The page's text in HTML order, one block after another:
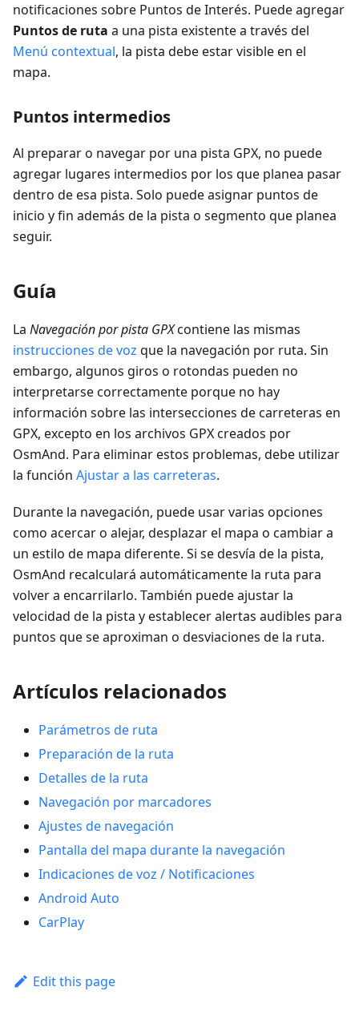
notificaciones sobre Puntos de Interés. Puede agregar
Puntos de ruta a una pista existente a través del
Menú contextual, la pista debe estar visible en el
mapa.
Puntos intermedios
Al preparar o navegar por una pista GPX, no puede
agregar lugares intermedios por los que planea pasar
dentro de esa pista. Solo puede asignar puntos de
inicio y fin además de la pista o segmento que planea
seguir.
Guía
La Navegación por pista GPXcontiene las mismas
instrucciones de voz que la navegación por ruta. Sin
embargo, algunos giros o rotondas pueden no
interpretarse correctamente porque no hay
información sobre las intersecciones de carreteras en
GPX, excepto en los archivos GPX creados por
OsmAnd. Para eliminar estos problemas, debe utilizar
la función Ajustar a las carreteras.
Durante la navegación, puede usar varias opciones
como acercar o alejar, desplazar el mapa o cambiar a
un estilo de mapa diferente. Si se desvía de la pista,
OsmAnd recalculará automáticamente la ruta para
volver a encarrilarlo. También puede ajustar la
velocidad de la pista y establecer alertas audibles para
puntos que se aproximan o desviaciones de la ruta.
Artículos relacionados
Parámetros de ruta
Preparación de la ruta
Detalles de la ruta
Navegación por marcadores
Ajustes de navegación
Pantalla del mapa durante la navegación
Indicaciones de voz / Notificaciones
Android Auto
CarPlay
Edit this page